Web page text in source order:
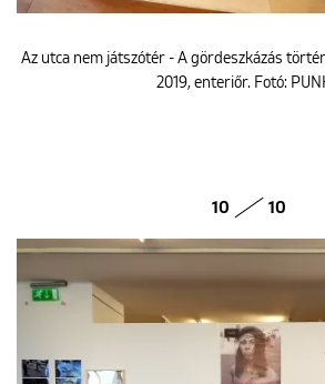
Az utca nem játszótér - A gördeszkázás
2019, enteriőr. Fotó:
10 10